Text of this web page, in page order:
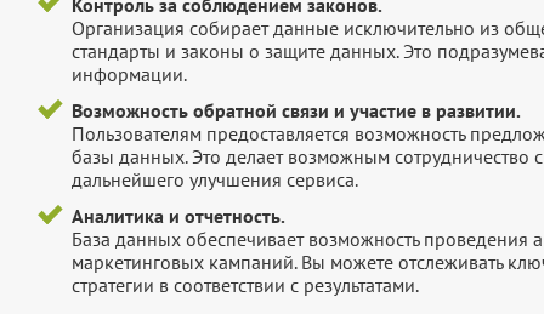
Организация собирает данные исключительно из
стандарты и законы о защите данных. Это
информации.
Возможность обратной связи и участие в развитии.
Пользователям предоставляется возможность
базы данных. Это делает возможным сотрудничество
дальнейшего улучшения сервиса.
Аналитика и отчетность.
База данных обеспечивает возможность проведения
маркетинговых кампаний. Вы можете отслеживать
стратегии в соответствии с результатами.